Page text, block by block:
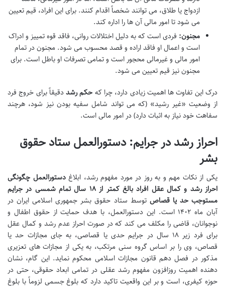
ازدواج یا طلاق، می توانند شخصاً اقدام کنند. برای این افراد، قیم تعیین
می شود تا امور مالی آن ها را اداره کند.
مجنون: فردی است که به دلیل اختلالات روانی، فاقد قوه تمییز و ادراک
است و اعمال او فاقد اراده و قصد محسوب می شود. مجنون در تمام
امور مالی و غیرمالی محجور است و تمامی تصرفات او باطل است. برای
مجنون نیز قیم تعیین می شود.
درک این تفاوت ها اهمیت زیادی دارد، چرا که حکم رشددقیقاً برای خروج فرد
از وضعیت «غیر رشید» (که می تواند شامل سفیه بودن نیز شود، هرچند
سفاهت خود نیاز به اثبات دارد) در امور مالی است.
احراز رشد در جرایم: دستورالعمل ستاد حقوق
بشر
یکی از نکات مهم و به روز در مورد مفهوم رشد، ابلاغدستورالعمل چگونگی
احراز رشد و کمال عقل افراد بالغ کمتر از ۱۸ سال تمام شمسی در جرایم
مستوجب حد یا قصاص توسط ستاد حقوق بشر جمهوری اسلامی ایران در
آبان ماه ۱۴۰۲ است. این دستورالعمل، با هدف حمایت از حقوق اطفال و
نوجوانان، قاضی را مکلف می کند که در صورت احراز عدم رشد و کمال عقل
برای فرد زیر ۱۸ سال در جرایم حدی یا قصاصی، به جای مجازات حد یا
قصاص، وی را بر اساس گروه سنی مرتکب، به یکی از مجازات های تعزیری
مذکور در فصل دهم قانون مجازات اسلامی محکوم نماید. این گام، نشان
دهنده اهمیت روزافزون مفهوم رشد عقلی در تمامی ابعاد حقوقی، حتی در
حوزه کیفری، است و بر این واقعیت تاکید دارد که بلوغ جسمی لزوماً با بلوغ